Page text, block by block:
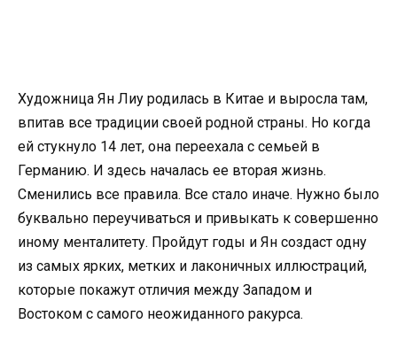
Художница Ян Лиу родилась в Китае и выросла там,
впитав все традиции своей родной страны. Но когда
ей стукнуло 14 лет, она переехала с семьей в
Германию. И здесь началась ее вторая жизнь.
Сменились все правила. Все стало иначе. Нужно было
буквально переучиваться и привыкать к совершенно
иному менталитету. Пройдут годы и Ян создаст одну
из самых ярких, метких и лаконичных иллюстраций,
которые покажут отличия между Западом и
Востоком с самого неожиданного ракурса.